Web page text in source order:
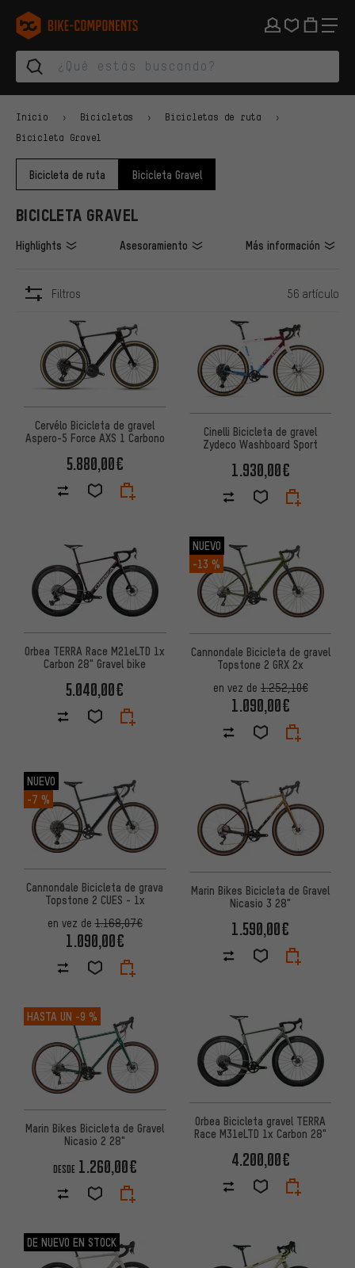
Saltar a la navegación principal
Saltar a la navegación de categorías
Saltar al contenido
Saltar a marcas y al boletín
Saltar al pie de página
bike-components.de Página de inicio
Inicio Bicicletas Bicicletas de ruta
Bicicleta Gravel
Bicicleta de ruta Bicicleta Gravel
BICICLETA GRAVEL
Highlights Asesoramiento Más información
Filtros 56 artículo
ARTÍCULOS
Cervélo Bicicleta de gravel
Aspero-5 Force AXS 1 Carbono
5.880,00€
Cinelli Bicicleta de gravel
Zydeco Washboard Sport
1.930,00€
Orbea TERRA Race M21eLTD 1x
Carbon 28" Gravel bike
5.040,00€
NUEVO
-13 %
Cannondale Bicicleta de gravel
Topstone 2 GRX 2x
en vez de1.252,10€
1.090,00€
NUEVO
-7 %
Cannondale Bicicleta de grava
Topstone 2 CUES - 1x
en vez de1.168,07€
1.090,00€
Marin Bikes Bicicleta de Gravel
Nicasio 3 28"
1.590,00€
HASTA UN -9 %
Marin Bikes Bicicleta de Gravel
Nicasio 2 28"
DESDE 1.260,00€
Orbea Bicicleta gravel TERRA
Race M31eLTD 1x Carbon 28"
4.200,00€
DE NUEVO EN STOCK